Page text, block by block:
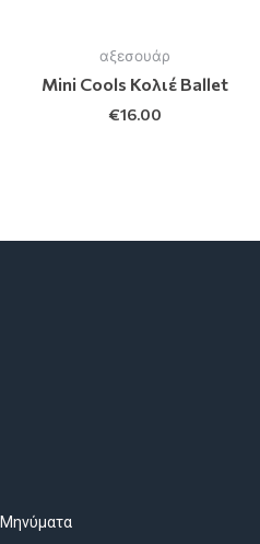
αξεσουάρ
Mini Cools Κολιέ Ballet
€16.00
Μηνύματα